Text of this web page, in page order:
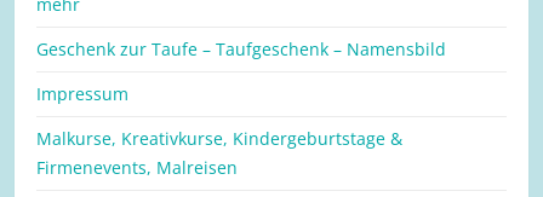
Geschenk zur Taufe – Taufgeschenk – Namensbild
Impressum
Malkurse, Kreativkurse, Kindergeburtstage &
Firmenevents, Malreisen